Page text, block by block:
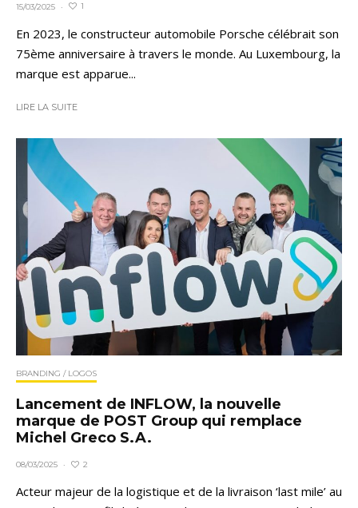
15/03/2025 · 1
En 2023, le constructeur automobile Porsche célébrait son
75ème anniversaire à travers le monde. Au Luxembourg, la
marque est apparue...
LIRE LA SUITE
BRANDING / LOGOS
Lancement de INFLOW, la nouvelle
marque de POST Group qui remplace
Michel Greco S.A.
08/03/2025 · 2
Acteur majeur de la logistique et de la livraison ‘last mile’ au